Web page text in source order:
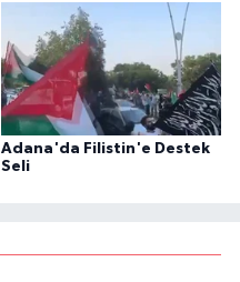
Adana'da Filistin'e Destek
Seli